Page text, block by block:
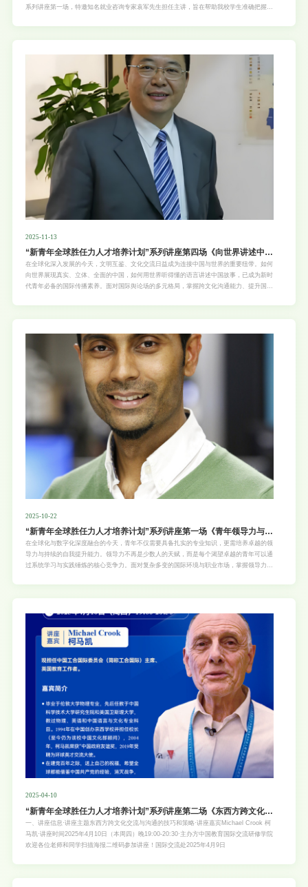
系列讲座第一场，特邀知名就业咨询专家袁军先生担任主讲，旨在帮助我校学生准确把握就
袁军，知名就业咨询与职场发展专家，北京菜鸟无忧教育科技有限公司董事长，全平台粉丝
副主任、秘书长兼理事。三、讲座内容
2025-11-13
“新青年全球胜任力人才培养计划”系列讲座第四场《向世界讲述中国
故事——一个中国记者的声音究竟可以传多远》
在全球化深入发展的今天，文明互鉴、文化交流日益成为连接中国与世界的重要纽带。如何
向世界展现真实、立体、全面的中国，如何用世界听得懂的语言讲述中国故事，已成为新时
代青年必备的国际传播素养。面对国际舆论场的多元格局，掌握跨文化沟通能力、提升国际
交实践，与大家共同探讨中国声音的
2025-10-22
“新青年全球胜任力人才培养计划”系列讲座第一场《青年领导力与自
我提升课——塑造未来领袖》
在全球化与数字化深度融合的今天，青年不仅需要具备扎实的专业知识，更需培养卓越的领
导力与持续的自我提升能力。领导力不再是少数人的天赋，而是每个渴望卓越的青年可以通
过系统学习与实践锤炼的核心竞争力。面对复杂多变的国际环境与职业市场，掌握领导力思
的教学与研究经验，系统
2025-04-10
“新青年全球胜任力人才培养计划”系列讲座第二场《东西方跨文化交
流与沟通的技巧和策略》
一、讲座信息·讲座主题东西方跨文化交流与沟通的技巧和策略·讲座嘉宾Michael Crook 柯
马凯·讲座时间2025年4月10日（本周四）晚19:00-20:30·主办方中国教育国际交流研修学院
欢迎各位老师和同学扫描海报二维码参加讲座！国际交流处2025年4月9日